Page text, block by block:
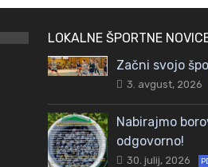
LOKALNE ŠPORTNE
Začni svojo
3. avgust, 2026
Nabirajmo
odgovorno!
30. julij, 2026